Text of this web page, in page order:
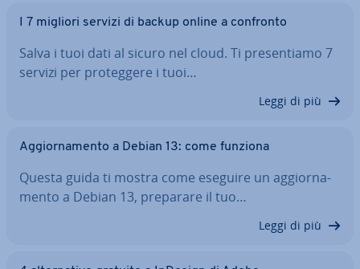
I 7 migliori servizi di backup online a confronto
Salva i tuoi dati al sicuro nel cloud. Ti pre­sen­tia­mo 7
servizi per pro­teg­ge­re i tuoi…
Leggi di più
Ag­gior­na­men­to a Debian 13: come funziona
Questa guida ti mostra come eseguire un ag­gior­na­
men­to a Debian 13, preparare il tuo…
Leggi di più